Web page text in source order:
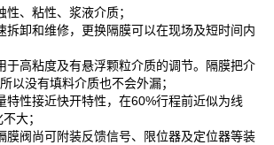
、粘性、浆液介质；
卸和维修，更换隔膜可以在现场及短时间内
高粘度及有悬浮颗粒介质的调节。隔膜把介
以没有填料介质也不会外漏；
性接近快开特性，在60%行程前近似为线
大；
阀尚可附装反馈信号、限位器及定位器等装